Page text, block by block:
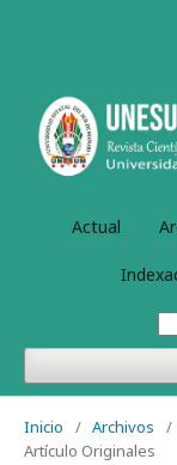
Actual
Inicio / Archivos /
Artículo Originales